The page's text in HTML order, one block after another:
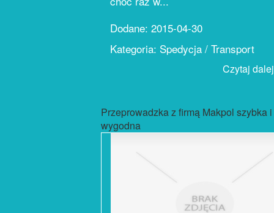
Dodane: 2015-04-30
Kategoria: Spedycja / Transport
Czytaj
Przeprowadzka z firmą Makpol szybka i
wygodna